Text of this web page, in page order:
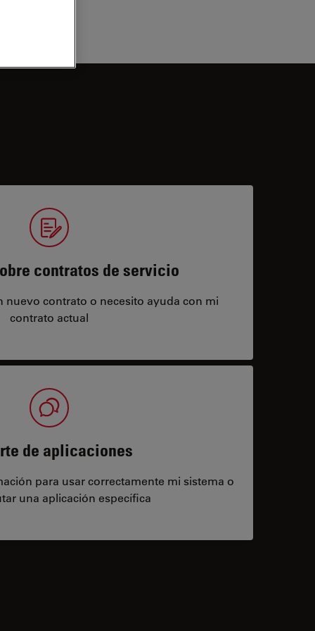
contratos de servicio
nuevo contrato o necesito ayuda con mi
contrato actual
de aplicaciones
para usar correctamente mi sistema o
una aplicación específica